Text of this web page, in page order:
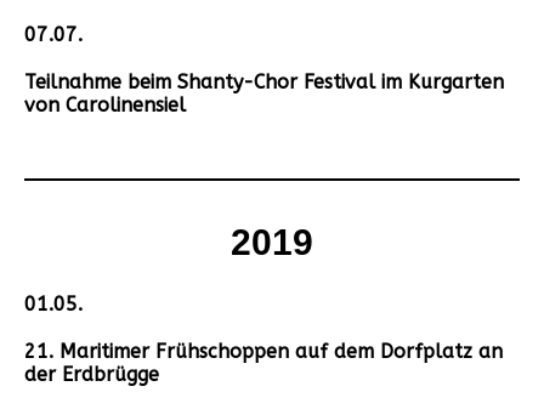
07.07.
Teilnahme beim Shanty-Chor Festival im Kurgarten
von Carolinensiel
2019
01.05.
21. Maritimer Frühschoppen auf dem Dorfplatz an
der Erdbrügge